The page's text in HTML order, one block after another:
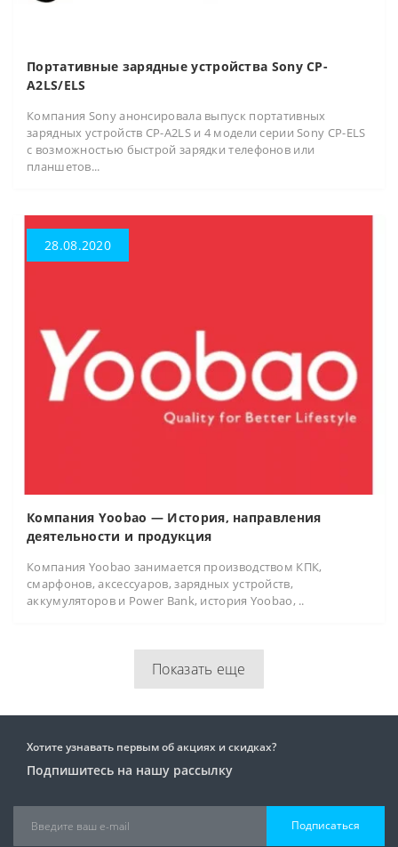
Портативные зарядные устройства Sony CP-
A2LS/ELS
Компания Sony анонсировала выпуск портативных
зарядных устройств CP-A2LS и 4 модели серии Sony CP-ELS
с возможностью быстрой зарядки телефонов или
планшетов...
28.08.2020
Компания Yoobao — История, направления
деятельности и продукция
Компания Yoobao занимается производством КПК,
смарфонов, аксессуаров, зарядных устройств,
аккумуляторов и Power Bank, история Yoobao, ..
Показать еще
Хотите узнавать первым об акциях и скидках?
Подпишитесь на нашу рассылку
Подписаться